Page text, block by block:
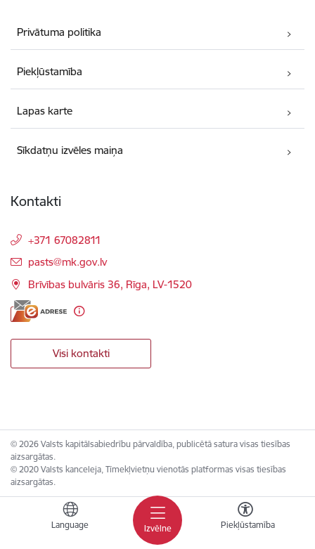
Izvēlne
Language Piekļūstamība
Privātuma politika
Piekļūstamība
Lapas karte
Sīkdatņu izvēles maiņa
Kontakti
+371 67082811
E-pasts:
pasts@mk.gov.lv
Brīvības bulvāris 36, Rīga, LV-1520
Visi kontakti
© 2026 Valsts kapitālsabiedrību pārvaldība, publicētā satura visas tiesības
aizsargātas.
© 2020 Valsts kanceleja, Tīmekļvietņu vienotās platformas visas tiesības
aizsargātas.